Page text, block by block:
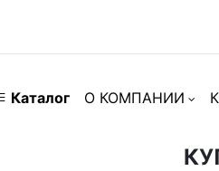
Каталог О КОМПАНИИ